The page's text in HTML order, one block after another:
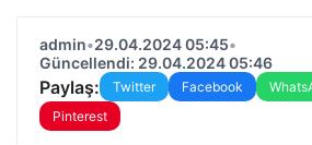
admin•29.04.2024 05:45•
Güncellendi: 29.04.2024 05:46
Paylaş: Twitter Facebook
Pinterest